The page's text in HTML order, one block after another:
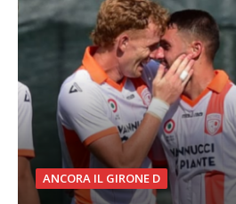
ANCORA IL GIRONE D